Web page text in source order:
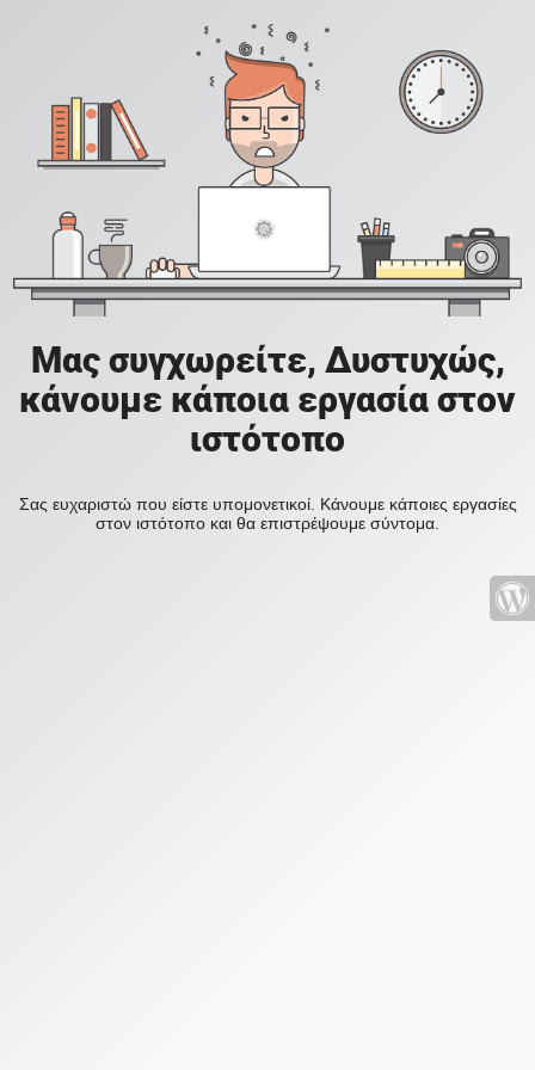
Μας συγχωρείτε, Δυστυχώς,
κάνουμε κάποια εργασία στον
ιστότοπο
Σας ευχαριστώ που είστε υπομονετικοί. Κάνουμε κάποιες εργασίες
στον ιστότοπο και θα επιστρέψουμε σύντομα.